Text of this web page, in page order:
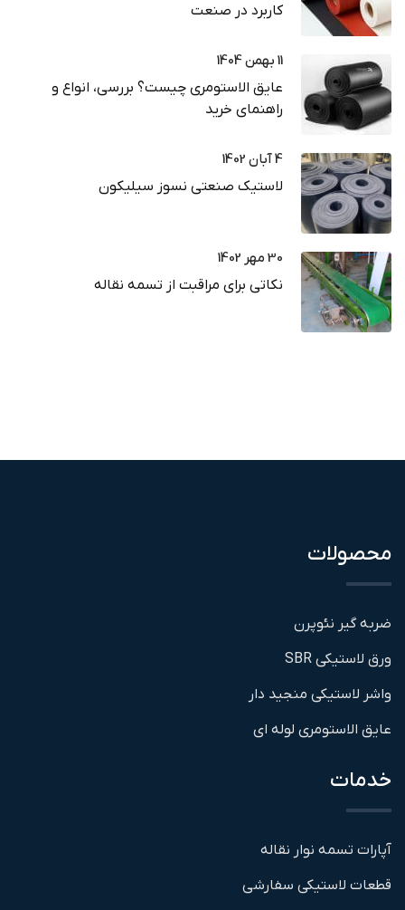
کاربرد در صنعت
11 بهمن 1404
عایق الاستومری چیست؟ بررسی، انواع و
راهنمای خرید
4 آبان 1402
لاستیک صنعتی نسوز سیلیکون
30 مهر 1402
نکاتی برای مراقبت از تسمه نقاله
محصولات
ضربه گیر نئوپرن
ورق لاستیکی SBR
واشر لاستیکی منجید دار
عایق الاستومری لوله ای
خدمات
آپارات تسمه نوار نقاله
قطعات لاستیکی سفارشی